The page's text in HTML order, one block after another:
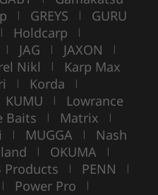
| GREYS | GURU
| Holdcarp |
| JAG | JAXON |
Nikl | Karp Max
| Korda |
KUMU | Lowrance
Baits | Matrix |
| MUGGA | Nash
| OKUMA |
Products | PENN |
| Power Pro |